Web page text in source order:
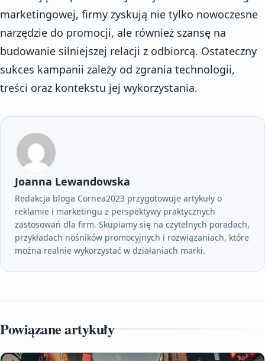
marketingowej, firmy zyskują nie tylko nowoczesne
narzędzie do promocji, ale również szansę na
budowanie silniejszej relacji z odbiorcą. Ostateczny
sukces kampanii zależy od zgrania technologii,
treści oraz kontekstu jej wykorzystania.
Joanna Lewandowska
Redakcja bloga Cornea2023 przygotowuje artykuły o
reklamie i marketingu z perspektywy praktycznych
zastosowań dla firm. Skupiamy się na czytelnych poradach,
przykładach nośników promocyjnych i rozwiązaniach, które
można realnie wykorzystać w działaniach marki.
Powiązane artykuły